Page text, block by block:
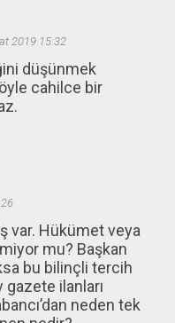
2019 15:32
düşünmek
cahilce bir
var. Hükümet veya
mu? Başkan
bu bilinçli tercih
ilanları
neden tek